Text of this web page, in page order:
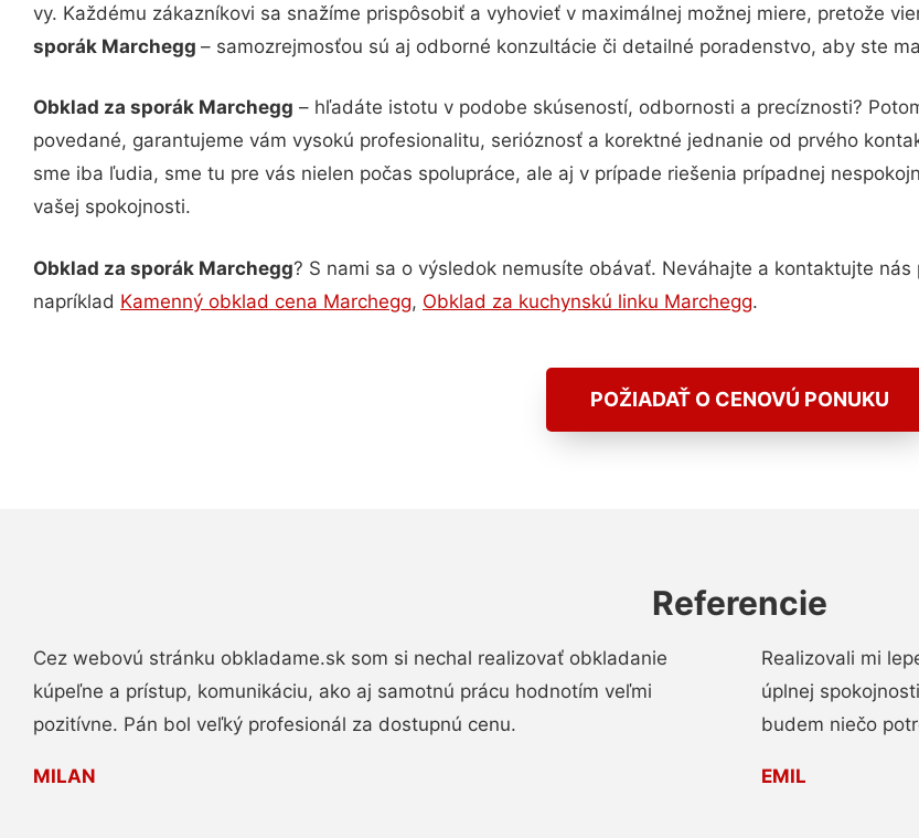
vy. Každému zákazníkovi sa snažíme prispôsobiť a vyhovieť v maximálnej možnej miere, pretože
sporák Marchegg – samozrejmosťou sú aj odborné konzultácie či detailné poradenstvo, aby ste
Obklad za sporák Marchegg – hľadáte istotu v podobe skúseností, odbornosti a precíznosti?
povedané, garantujeme vám vysokú profesionalitu, serióznosť a korektné jednanie od prvého
sme iba ľudia, sme tu pre vás nielen počas spolupráce, ale aj v prípade riešenia prípadnej
vašej spokojnosti.
Obklad za sporák Marchegg? S nami sa o výsledok nemusíte obávať. Neváhajte a kontaktujte
napríklad Kamenný obklad cena Marchegg, Obklad za kuchynskú linku Marchegg.
POŽIADAŤ O CENOVÚ PONUKU
Referencie
Cez webovú stránku obkladame.sk som si nechal realizovať obkladanie
kúpeľne a prístup, komunikáciu, ako aj samotnú prácu hodnotím veľmi
pozitívne. Pán bol veľký profesionál za dostupnú cenu.
MILAN
Realizovali mi
úplnej
budem niečo
EMIL